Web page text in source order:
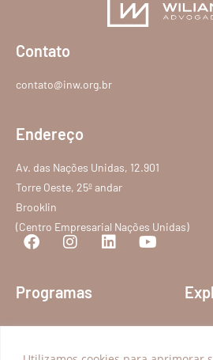
Contato
contato@inw.org.br
Endereço
Av. das Nações Unidas, 12.901
Torre Oeste, 25º andar
Brooklin
(Centro Empresarial Nações Unidas)
Programas
Educação para a Cidadania